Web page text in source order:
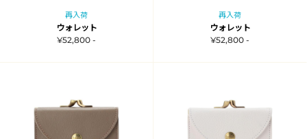
再入荷
ウォレット
¥52,800 -
再入荷
ウォレット
¥52,800 -